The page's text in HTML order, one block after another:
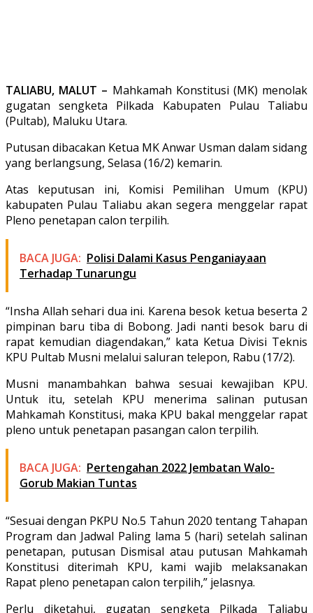
TALIABU, MALUT – Mahkamah Konstitusi (MK) menolak
gugatan sengketa Pilkada Kabupaten Pulau Taliabu
(Pultab), Maluku Utara.
Putusan dibacakan Ketua MK Anwar Usman dalam sidang
yang berlangsung, Selasa (16/2) kemarin.
Atas keputusan ini, Komisi Pemilihan Umum (KPU)
kabupaten Pulau Taliabu akan segera menggelar rapat
Pleno penetapan calon terpilih.
BACA JUGA: Polisi Dalami Kasus Penganiayaan
Terhadap Tunarungu
“Insha Allah sehari dua ini. Karena besok ketua beserta 2
pimpinan baru tiba di Bobong. Jadi nanti besok baru di
rapat kemudian diagendakan,” kata Ketua Divisi Teknis
KPU Pultab Musni melalui saluran telepon, Rabu (17/2).
Musni manambahkan bahwa sesuai kewajiban KPU.
Untuk itu, setelah KPU menerima salinan putusan
Mahkamah Konstitusi, maka KPU bakal menggelar rapat
pleno untuk penetapan pasangan calon terpilih.
BACA JUGA: Pertengahan 2022 Jembatan Walo-
Gorub Makian Tuntas
“Sesuai dengan PKPU No.5 Tahun 2020 tentang Tahapan
Program dan Jadwal Paling lama 5 (hari) setelah salinan
penetapan, putusan Dismisal atau putusan Mahkamah
Konstitusi diterimah KPU, kami wajib melaksanakan
Rapat pleno penetapan calon terpilih,” jelasnya.
Perlu diketahui, gugatan sengketa Pilkada Taliabu